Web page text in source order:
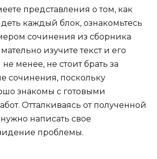
представления о том, как
каждый блок, ознакомьтесь
сочинения из сборника
изучите текст и его
не менее, не стоит брать за
сочинения, поскольку
знакомы с готовыми
Отталкиваясь от полученной
написать свое
проблемы.